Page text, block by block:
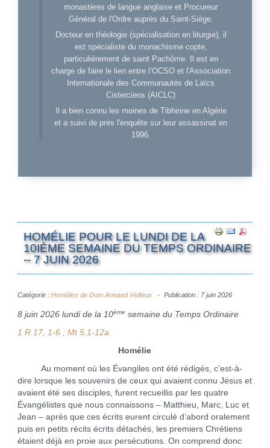
monastères de langue anglaise et Procureur
Général de l'Ordre auprès du Saint-Siège.
Docteur en théologie (spécialisation en liturgie), il
est spécialiste du monachisme copte,
particulièrement de saint Pachôme. Il est en
charge de faire le lien entre l’OCSO et l'Association
Internationale des Communautés de Laïcs
Cisterciens (AICLC)
Il a bien connu les moines de Tibhirine en Algérie
et a suivi de près l'enquête sur leur assassinat en
1996.
HOMÉLIE POUR LE LUNDI DE LA
10IÈME SEMAINE DU TEMPS ORDINAIRE
-- 7 JUIN 2026
Catégorie : Homélies de Dom Armand Veilleux Publication : 7 juin 2026
8 juin 2026 lundi de la 10ème semaine du Temps Ordinaire
1 R 17, 1-6 ; Mt 5,1-12a
Homélie
Au moment où les Évangiles ont été rédigés, c’est-à-
dire lorsque les souvenirs de ceux qui avaient connu Jésus et
avaient été ses disciples, furent recueillis par les quatre
Évangélistes que nous connaissons – Matthieu, Marc, Luc et
Jean – après que ces écrits eurent circulé d’abord oralement
puis en petits récits écrits détachés, les premiers Chrétiens
étaient déjà en proie aux persécutions. On comprend donc